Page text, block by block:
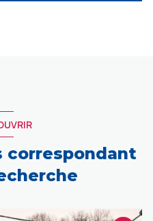
correspondant